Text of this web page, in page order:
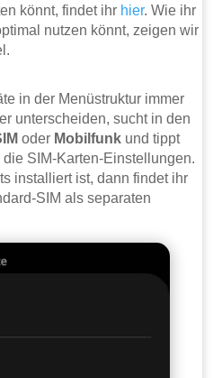
könnt, findet ihr hier. Wie ihr
nutzen könnt, zeigen wir
in der Menüstruktur immer
unterscheiden, sucht in den
oder Mobilfunk und tippt
SIM-Karten-Einstellungen.
installiert ist, dann findet ihr
SIM als separaten